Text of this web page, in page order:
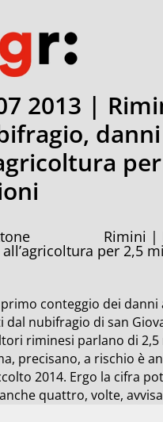
2013 |
danni
Rimini |
per 2,5
primo conteggio dei danni
dal nubifragio di san
riminesi parlano di 2,5
precisano, a rischio è
2014. Ergo la cifra
quattro, volte,